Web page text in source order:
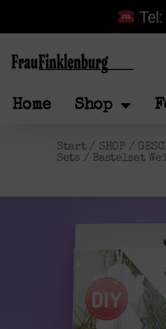
Tel:
Home Shop
Start/ SHOP /
Sets/ Bastelset